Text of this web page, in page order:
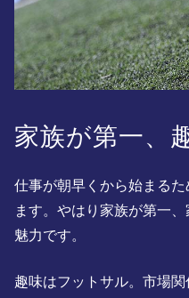
家族が第一、
仕事が朝早くから始まる
ます。やはり家族が第一
魅力です。
趣味はフットサル。市場関